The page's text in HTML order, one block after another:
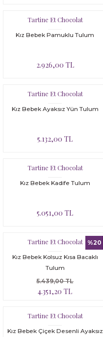
Tartine Et Chocolat
Kız Bebek Pamuklu Tulum
2.926,00 TL
Tartine Et Chocolat
Kız Bebek Ayaksız Yün Tulum
5.132,00 TL
Tartine Et Chocolat
Kız Bebek Kadife Tulum
5.051,00 TL
%20
Tartine Et Chocolat
Kız Bebek Kolsuz Kısa Bacaklı
Tulum
4.351,20 TL
5.439,00 TL
Tartine Et Chocolat
Kız Bebek Çiçek Desenli Ayaksız